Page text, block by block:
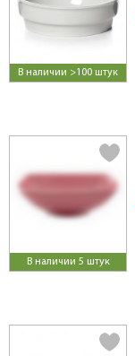
В наличии >100 штук
В наличии 5 штук